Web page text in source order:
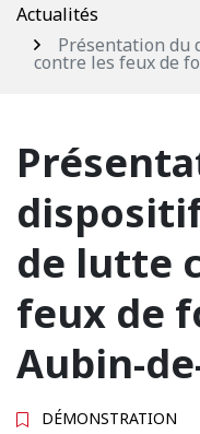
Actualités
Présentation du
contre les feux de
de lutte
feux de
Aubin-
DÉMONSTRATION